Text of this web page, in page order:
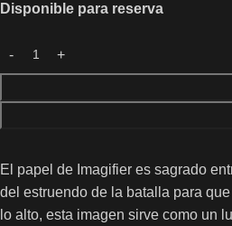
Disponible para reserva
El papel de Imagifier es sagrado
del estruendo de la batalla para
lo alto, esta imagen sirve como un